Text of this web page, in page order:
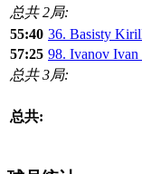
总共 2局:
55:40 36. Basisty
57:25 98. Ivanov Ivan
总共 3局:
总共: